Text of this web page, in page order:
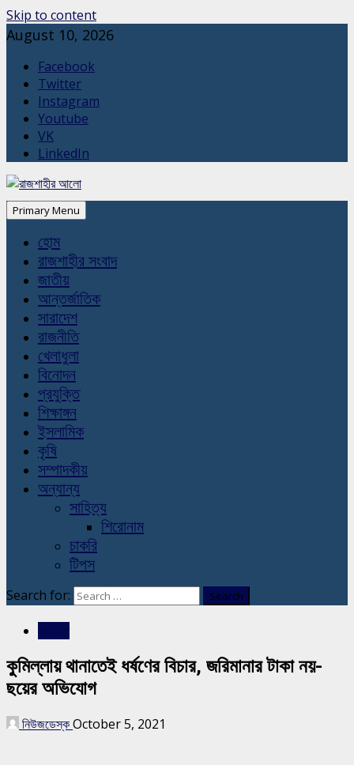
Skip to content
August 10, 2026
Facebook
Twitter
Instagram
Youtube
VK
LinkedIn
Primary Menu
হোম
রাজশাহীর সংবাদ
জাতীয়
আন্তর্জাতিক
সারাদেশ
রাজনীতি
খেলাধুলা
বিনোদন
প্রযুক্তি
শিক্ষাঙ্গন
ইসলামিক
কৃষি
সম্পাদকীয়
অন্যান্য
সাহিত্য
শিরোনাম
চাকরি
টিপস
Search for:
কুমিল্লায় থানাতেই ধর্ষণের বিচার, জরিমানার টাকা নয়-
ছয়ের অভিযোগ
নিউজডেস্কOctober 5, 2021